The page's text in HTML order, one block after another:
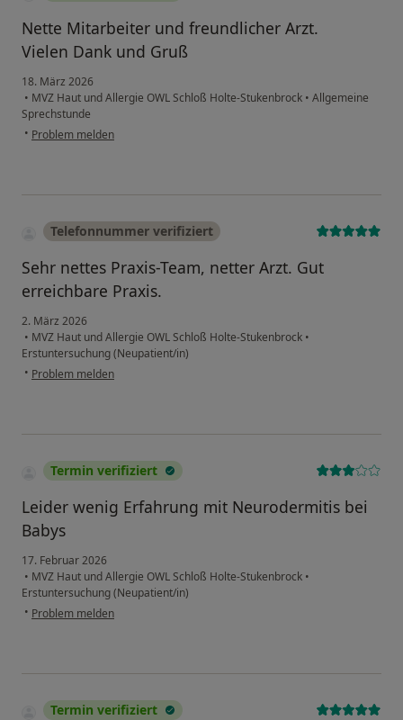
Nette Mitarbeiter und freundlicher Arzt.
Vielen Dank und Gruß
18. März 2026
• MVZ Haut und Allergie OWL Schloß Holte-Stukenbrock • Allgemeine
Sprechstunde
• Problem melden
Telefonnummer verifiziert
Sehr nettes Praxis-Team, netter Arzt. Gut
erreichbare Praxis.
2. März 2026
• MVZ Haut und Allergie OWL Schloß Holte-Stukenbrock •
Erstuntersuchung (Neupatient/in)
• Problem melden
Termin verifiziert
Leider wenig Erfahrung mit Neurodermitis bei
Babys
17. Februar 2026
• MVZ Haut und Allergie OWL Schloß Holte-Stukenbrock •
Erstuntersuchung (Neupatient/in)
• Problem melden
Termin verifiziert